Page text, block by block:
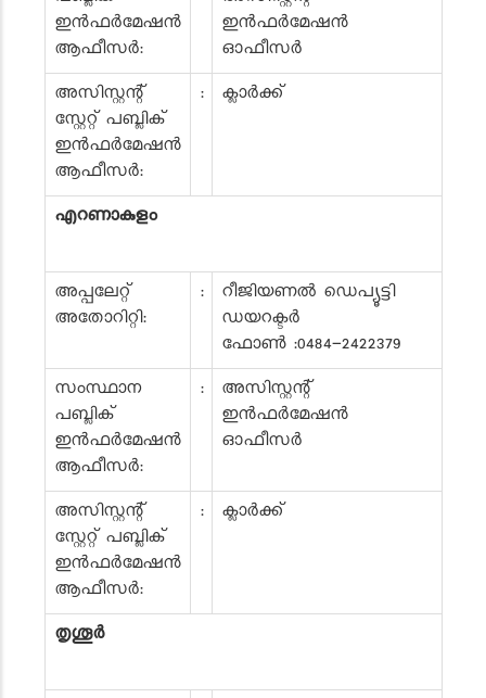
ഇൻഫർമേഷൻ
ആഫീസർ:
ഇൻഫർമേഷൻ
ഓഫീസർ
അസിസ്റ്റന്റ്
സ്റ്റേറ്റ് പബ്ലിക്
ഇൻഫർമേഷൻ
ആഫീസർ:
: ക്ലാർക്ക്
എറണാകുളം
അപ്പലേറ്റ്
അതോറിറ്റി:
:
റീജിയണൽ ഡെപ്യൂട്ടി
ഡയറക്ടർ
ഫോൺ :0484-2422379
സംസ്ഥാന
പബ്ലിക്
ഇൻഫർമേഷൻ
ആഫീസർ:
:
അസിസ്റ്റന്റ്
ഇൻഫർമേഷൻ
ഓഫീസർ
അസിസ്റ്റന്റ്
സ്റ്റേറ്റ് പബ്ലിക്
ഇൻഫർമേഷൻ
ആഫീസർ:
: ക്ലാർക്ക്
തൃശൂർ